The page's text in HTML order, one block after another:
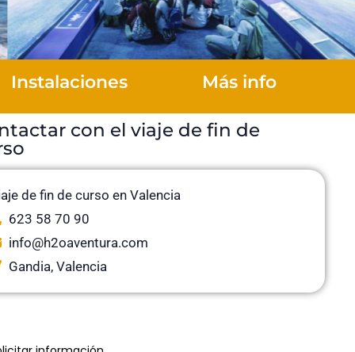
Instalaciones Más info
con el viaje de fin de
de fin de curso en Valencia
623 58 70 90
info@h2oaventura.com
Gandia, Valencia